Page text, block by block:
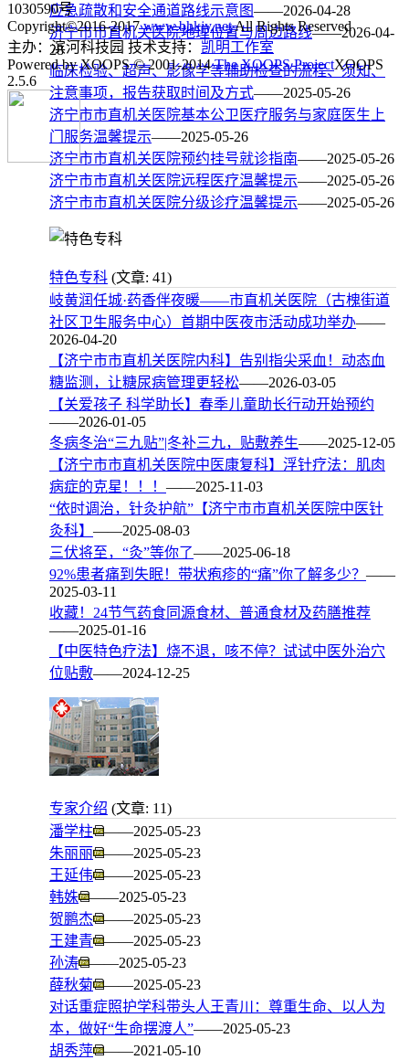
应急疏散和安全通道路线示意图——2026-04-28
济宁市市直机关医院地理位置与周边路线——2026-04-
28
临床检验、超声、影像学等辅助检查的流程、须知、
注意事项，报告获取时间及方式——2025-05-26
济宁市市直机关医院基本公卫医疗服务与家庭医生上
门服务温馨提示——2025-05-26
济宁市市直机关医院预约挂号就诊指南——2025-05-26
济宁市市直机关医院远程医疗温馨提示——2025-05-26
济宁市市直机关医院分级诊疗温馨提示——2025-05-26
特色专科 (文章: 41)
岐黄润任城·药香伴夜暖——市直机关医院（古槐街道
社区卫生服务中心）首期中医夜市活动成功举办——
2026-04-20
【济宁市市直机关医院内科】告别指尖采血！动态血
糖监测，让糖尿病管理更轻松——2026-03-05
【关爱孩子 科学助长】春季儿童助长行动开始预约
——2026-01-05
冬病冬治“三九贴”|冬补三九，贴敷养生——2025-12-05
【济宁市市直机关医院中医康复科】浮针疗法：肌肉
病症的克星！！！ ——2025-11-03
“依时调治，针灸护航”【济宁市市直机关医院中医针
灸科】 ——2025-08-03
三伏将至，“灸”等你了——2025-06-18
92%患者痛到失眠！带状疱疹的“痛”你了解多少？ ——
2025-03-11
收藏！24节气药食同源食材、普通食材及药膳推荐
——2025-01-16
【中医特色疗法】烧不退，咳不停？试试中医外治穴
位贴敷——2024-12-25
专家介绍 (文章: 11)
潘学柱
——2025-05-23
朱丽丽
——2025-05-23
王延伟
——2025-05-23
韩姝
——2025-05-23
贺鹏杰
——2025-05-23
王建青
——2025-05-23
孙涛
——2025-05-23
薛秋菊
——2025-05-23
对话重症照护学科带头人王青川：尊重生命、以人为
本，做好“生命摆渡人”——2025-05-23
胡秀萍
——2021-05-10
1030590号
Copyright©2016-2017www.bhkjy.netAll Rights Reserved
主办：滨河科技园 技术支持： 凯明工作室
Powered by XOOPS © 2001-2014The XOOPS ProjectXOOPS
2.5.6